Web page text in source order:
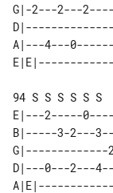
G|-2---2---
A|---4---
94 S S S S S
E|---2-----
B|-----3-2---
G|-------------
D|---0---2---